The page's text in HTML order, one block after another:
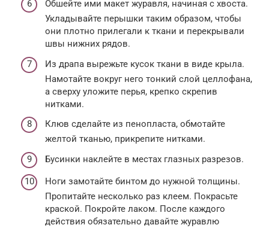
Обшейте ими макет журавля, начиная с хвоста.
Укладывайте перышки таким образом, чтобы
они плотно прилегали к ткани и перекрывали
швы нижних рядов.
Из драпа вырежьте кусок ткани в виде крыла.
Намотайте вокруг него тонкий слой целлофана,
а сверху уложите перья, крепко скрепив
нитками.
Клюв сделайте из пенопласта, обмотайте
желтой тканью, прикрепите нитками.
Бусинки наклейте в местах глазных разрезов.
Ноги замотайте бинтом до нужной толщины.
Пропитайте несколько раз клеем. Покрасьте
краской. Покройте лаком. После каждого
действия обязательно давайте журавлю